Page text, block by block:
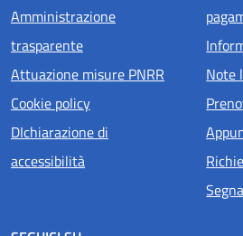
Amministrazione
trasparente
Attuazione misure PNRR
Cookie policy
DIchiarazione di
accessibilità
Note